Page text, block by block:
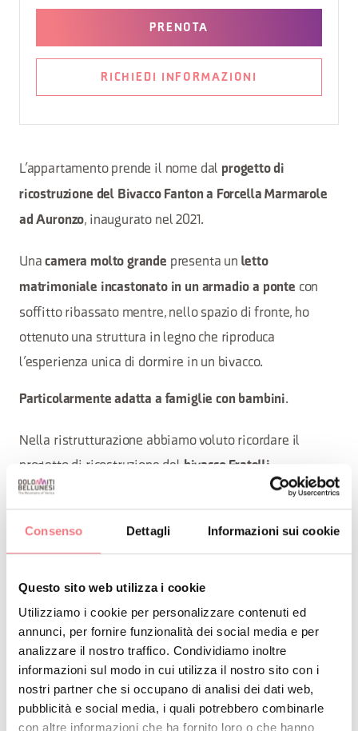
Consenso Dettagli Informazioni sui cookie
Questo sito web utilizza i cookie
Utilizziamo i cookie per personalizzare contenuti ed
annunci, per fornire funzionalità dei social media e per
analizzare il nostro traffico. Condividiamo inoltre
informazioni sul modo in cui utilizza il nostro sito con i
nostri partner che si occupano di analisi dei dati web,
pubblicità e social media, i quali potrebbero combinarle
con altre informazioni che ha fornito loro o che hanno
PRENOTA
RICHIEDI INFORMAZIONI
L’appartamento prende il nome dal progetto di
ricostruzione del Bivacco Fanton a Forcella Marmarole
ad Auronzo, inaugurato nel 2021.
Unacamera molto grande presenta un letto
matrimoniale incastonato in un armadio a ponte con
soffitto ribassato mentre, nello spazio di fronte, ho
ottenuto una struttura in legno che riproduca
l’esperienza unica di dormire in un bivacco.
Particolarmente adatta a famiglie con bambini.
Nella ristrutturazione abbiamo voluto ricordare il
progetto di ricostruzione del bivacco Fratelli
Fanton
esempio di
costituisce un’esperienza indimenticabile per chi ha la
La casa,si affaccia su un grande prato fronte
lagoall’inizio del paese di Auronzo di Cadore, ed è
proprio in corrispondenza dell’inizio della pista ciclabile
che da accesso alle passeggiate lungo lago.
Eretta a lato di un piccolo torrente, è libera sui tre fronti